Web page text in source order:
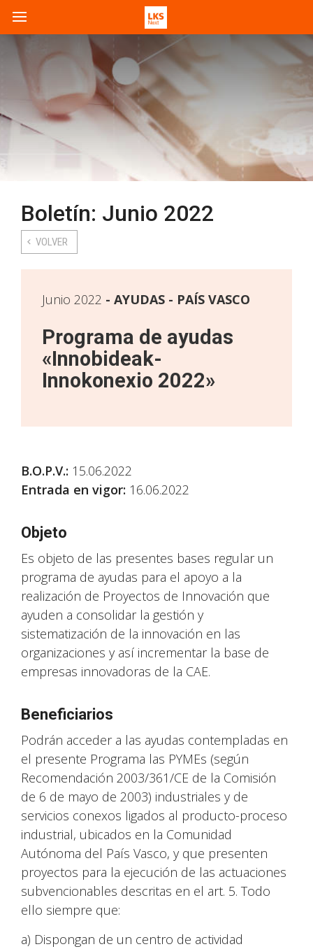
Boletín: Junio 2022
VOLVER
Junio 2022 AYUDAS - PAÍS VASCO
Programa de ayudas
«Innobideak-
Innokonexio 2022»
B.O.P.V.: 15.06.2022
Entrada en vigor: 16.06.2022
Objeto
Es objeto de las presentes bases regular un
programa de ayudas para el apoyo a la
realización de Proyectos de Innovación que
ayuden a consolidar la gestión y
sistematización de la innovación en las
organizaciones y así incrementar la base de
empresas innovadoras de la CAE.
Beneficiarios
Podrán acceder a las ayudas contempladas en
el presente Programa las PYMEs (según
Recomendación 2003/361/CE de la Comisión
de 6 de mayo de 2003) industriales y de
servicios conexos ligados al producto-proceso
industrial, ubicados en la Comunidad
Autónoma del País Vasco, y que presenten
proyectos para la ejecución de las actuaciones
subvencionables descritas en el art. 5. Todo
ello siempre que:
a) Dispongan de un centro de actividad